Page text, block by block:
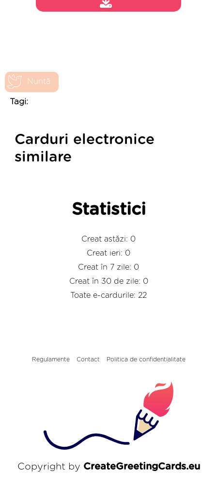
Nuntă
Tagi:
Carduri electronice
similare
Statistici
Creat astăzi: 0
Creat ieri: 0
Creat în 7 zile: 0
Creat în 30 de zile: 0
Toate e-cardurile: 22
Regulamente Contact Politica de confidențialitate
Copyright by CreateGreetingCards.eu